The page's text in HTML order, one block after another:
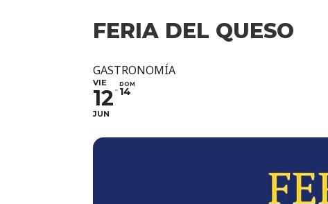
FERIA DEL QUESO
GASTRONOMÍA
VIE
12
JUN
DOM
14